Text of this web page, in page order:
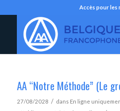
Accès pour les
AA “Notre Méthode” (Le
27/08/2028 / dans En ligne